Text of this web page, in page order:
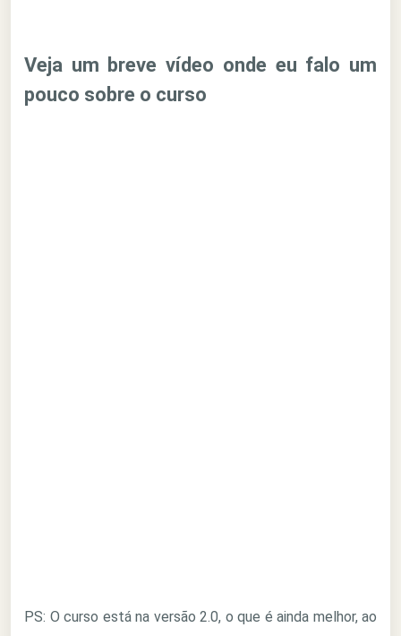
Veja um breve vídeo onde eu falo um
pouco sobre o curso
PS: O curso está na versão 2.0, o que é ainda melhor, ao